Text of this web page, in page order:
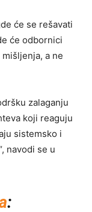
će se rešavati
će odbornici
a ne
zalaganju
koji reaguju
sistemsko i
navodi se u
: